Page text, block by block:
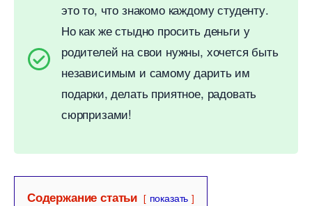
это то, что знакомо каждому студенту.
Но как же стыдно просить деньги у
родителей на свои нужны, хочется быть
независимым и самому дарить им
подарки, делать приятное, радовать
сюрпризами!
Содержание статьи показать